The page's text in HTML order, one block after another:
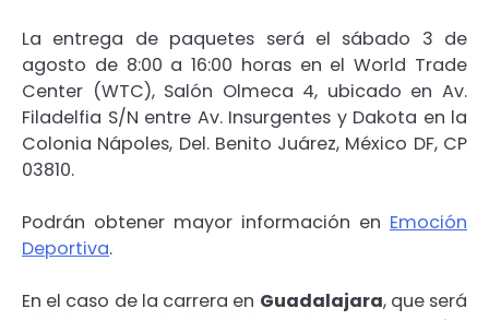
La entrega de paquetes será el sábado 3 de
agosto de 8:00 a 16:00 horas en el World Trade
Center (WTC), Salón Olmeca 4, ubicado en Av.
Filadelfia S/N entre Av. Insurgentes y Dakota en la
Colonia Nápoles, Del. Benito Juárez, México DF, CP
03810.
Podrán obtener mayor información en Emoción
Deportiva.
En el caso de la carrera en Guadalajara, que será